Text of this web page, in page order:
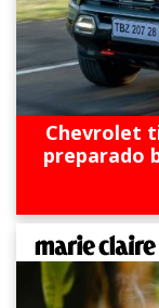
Chevrolet
preparado